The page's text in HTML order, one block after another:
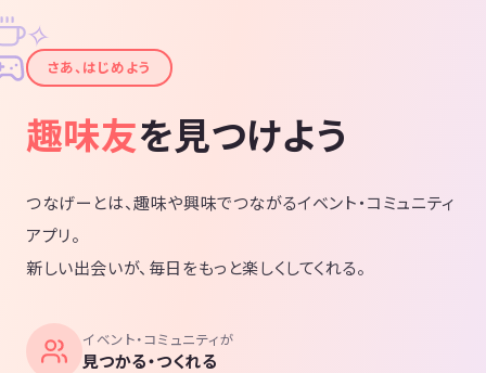
✦
✧
さあ、はじめよう
趣味友を見つけよう
つなげーとは、趣味や興味でつながるイベント・コミュニティ
アプリ。
新しい出会いが、毎日をもっと楽しくしてくれる。
イベント・コミュニティが
見つかる・つくれる